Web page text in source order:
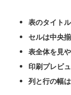
表のタイト
セルは中央
表全体を見
印刷プレビ
列と行の幅